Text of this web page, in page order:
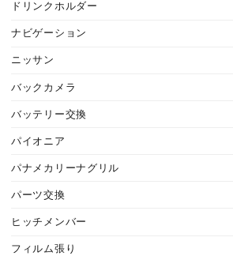
ドリンクホルダー
ナビゲーション
ニッサン
バックカメラ
バッテリー交換
パイオニア
パナメカリーナグリル
パーツ交換
ヒッチメンバー
フィルム張り